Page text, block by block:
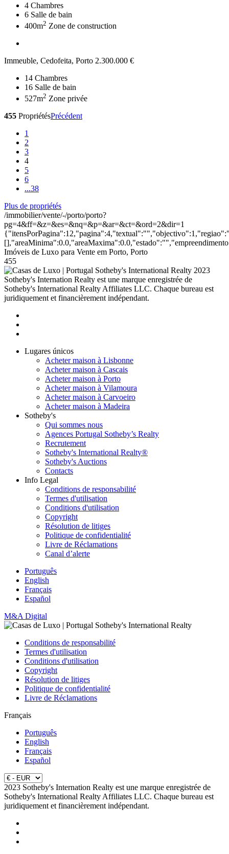
4 Chambres
6 Salle de bain
400m2 Zone de construction
Immeuble, Cedofeita, Porto 2.300.000 €
14 Chambres
16 Salle de bain
527m2 Zone privée
455 PropriétésPrécédent
1
2
3
4
5
6
...38
Plus de propriétés
/immobilier/vente/-/porto/porto?
pg=4&ff=&z=&es=&nq=&p=&ar=&ct=&ord=2&dir=1
Imóveis de Luxo para Vente em Porto, Porto
455
2023
Sotheby's Internation Realty est une marque enregistrée de
Sotheby's International Realty Affiliates LLC. Chaque bureau est
juridiquement et financièrement indépendant.
Lugares únicos
Acheter maison à Lisbonne
Acheter maison à Cascais
Acheter maison à Porto
Acheter maison à Vilamoura
Acheter maison à Carvoeiro
Acheter maison à Madeira
Sotheby's
Qui sommes nous
Agences Portugal Sotheby’s Realty
Recrutement
Sotheby's International Realty®
Sotheby's Auctions
Contacts
Info Legal
Conditions de responsabilité
Termes d'utilisation
Conditions d'utilisation
Copyright
Résolution de litiges
Politique de confidentialité
Livre de Réclamations
Canal d’alerte
Português
English
Français
Español
M&A Digital
Conditions de responsabilité
Termes d'utilisation
Conditions d'utilisation
Copyright
Résolution de litiges
Politique de confidentialité
Livre de Réclamations
Français
Português
English
Français
Español
2023 Sotheby's Internation Realty est une marque enregistrée de
Sotheby's International Realty Affiliates LLC. Chaque bureau est
juridiquement et financièrement indépendant.